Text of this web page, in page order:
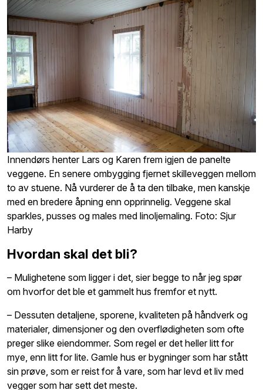
Innendørs henter Lars og Karen frem igjen de panelte
veggene. En senere ombygging fjernet skilleveggen mellom
to av stuene. Nå vurderer de å ta den tilbake, men kanskje
med en bredere åpning enn opprinnelig. Veggene skal
sparkles, pusses og males med linoljemaling. Foto: Sjur
Harby
Hvordan skal det bli?
– Mulighetene som ligger i det, sier begge to når jeg spør
om hvorfor det ble et gammelt hus fremfor et nytt.
– Dessuten detaljene, sporene, kvaliteten på håndverk og
materialer, dimensjoner og den overflødigheten som ofte
preger slike eiendommer. Som regel er det heller litt for
mye, enn litt for lite. Gamle hus er bygninger som har stått
sin prøve, som er reist for å vare, som har levd et liv med
vegger som har sett det meste.